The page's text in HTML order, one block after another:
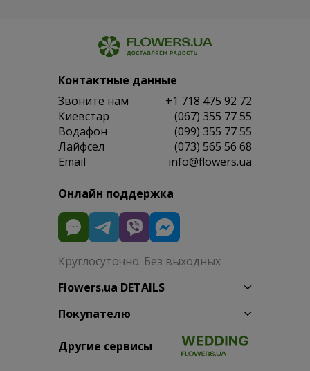
Контактные данные
Звоните нам
+1 718 475 92 72
Киевстар
(067) 355 77 55
Водафон
(099) 355 77 55
Лайфсел
(073) 565 56 68
Email
info@flowers.ua
Онлайн поддержка
Круглосуточно. Без выходных
Flowers.ua DETAILS
Покупателю
Другие сервисы